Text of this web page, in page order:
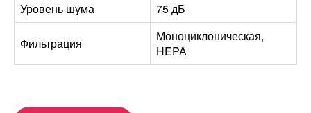
Уровень шума
75 дБ
Фильтрация
Моноциклоническая,
HEPA